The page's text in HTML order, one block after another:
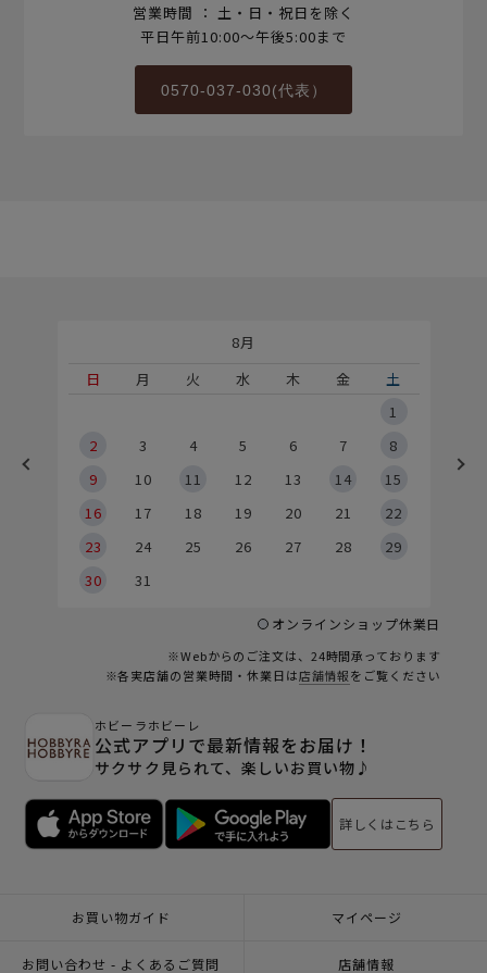
営業時間 ： 土・日・祝日を除く
平日午前10:00～午後5:00まで
0570-037-030(代表）
8月
日
月 火 水 木 金
土
1
2
3 4 5 6 7
8
9
10 11 12 13 14
15
16
17 18 19 20 21
22
23
24 25 26 27 28
29
30
31
オンラインショップ休業日
※Webからのご注文は、24時間承っております
※各実店舗の営業時間・休業日は店舗情報をご覧ください
ホビーラホビーレ
公式アプリで最新情報をお届け！
サクサク見られて、楽しいお買い物♪
詳しくはこちら
お買い物ガイド マイページ
お問い合わせ - よくあるご質問 店舗情報